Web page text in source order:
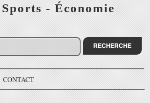
- Économie
CONTACT